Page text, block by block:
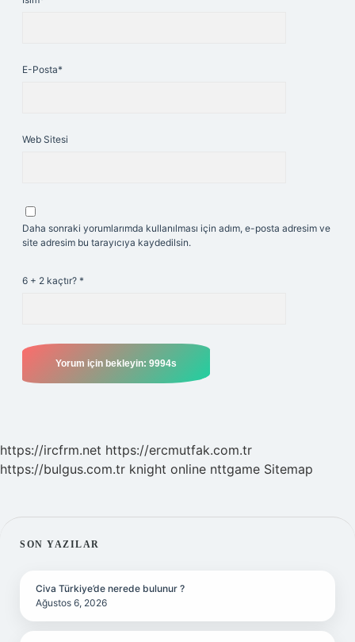
E-Posta*
Web Sitesi
Daha sonraki yorumlarımda kullanılması için adım, e-posta adresim ve
site adresim bu tarayıcıya kaydedilsin.
6 + 2 kaçtır? *
https://ircfrm.net https://ercmutfak.com.tr
https://bulgus.com.tr knight online nttgame Sitemap
SIDEBAR
SON YAZILAR
Civa Türkiye’de nerede bulunur ?
Ağustos 6, 2026